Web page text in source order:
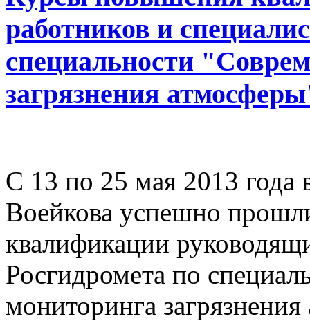
работников и
специальности
загрязнения
С 13 по 25 мая 2013
Воейкова успешно
квалификации
Росгидромета по
мониторинга